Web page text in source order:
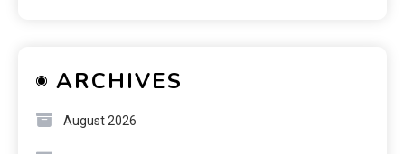
ARCHIVES
August 2026